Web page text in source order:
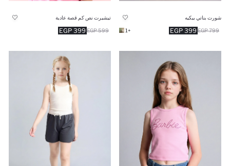
شورت بناتي بيكيه
399 EGP 799 EGP
+1
تيشيرت نص كم قصة عادية
399 EGP 599 EGP